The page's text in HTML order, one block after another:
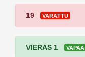
19 VARATTU
VIERAS 1 VAPAA